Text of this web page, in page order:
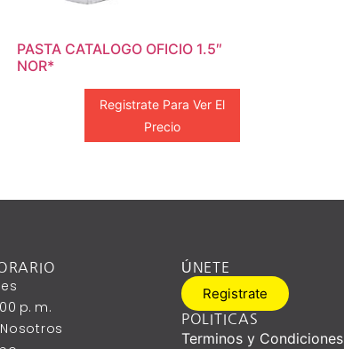
PASTA CATALOGO OFICIO 1.5″
NOR*
Registrate Para Ver El
Precio
P. M.
ÚNETE
Registrate
POLITICAS
Terminos y Condiciones